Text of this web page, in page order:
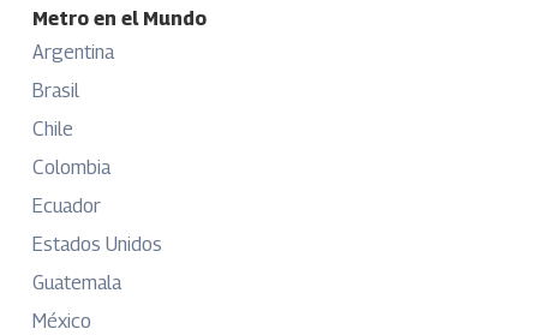
Metro en el Mundo
Argentina
Brasil
Chile
Colombia
Ecuador
Estados Unidos
Guatemala
México